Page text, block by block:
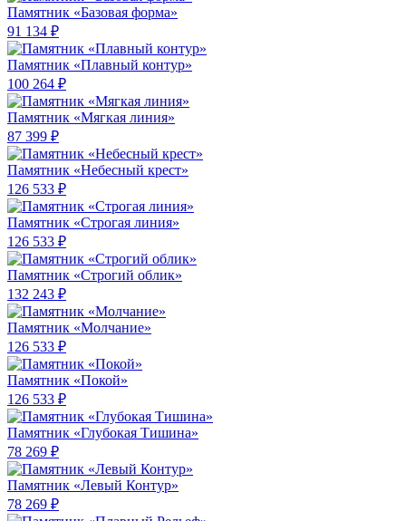
Памятник «Базовая форма»
91 134 ₽
Памятник «Плавный контур»
100 264 ₽
Памятник «Мягкая линия»
87 399 ₽
Памятник «Небесный крест»
126 533 ₽
Памятник «Строгая линия»
126 533 ₽
Памятник «Строгий облик»
132 243 ₽
Памятник «Молчание»
126 533 ₽
Памятник «Покой»
126 533 ₽
Памятник «Глубокая Тишина»
78 269 ₽
Памятник «Левый Контур»
78 269 ₽